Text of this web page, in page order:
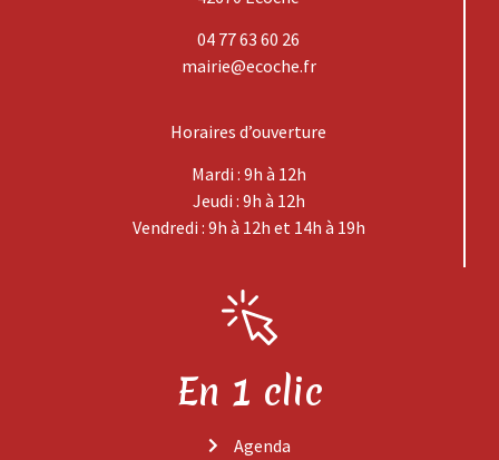
04 77 63 60 26
mairie@ecoche.fr
Horaires d’ouverture
Mardi : 9h à 12h
Jeudi : 9h à 12h
Vendredi : 9h à 12h et 14h à 19h
En 1 clic
Agenda